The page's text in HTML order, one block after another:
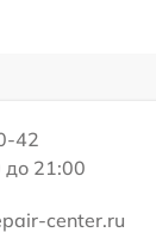
42
до 21:00
center.ru